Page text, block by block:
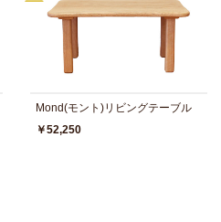
Mond(モント)リビングテーブル
￥52,250